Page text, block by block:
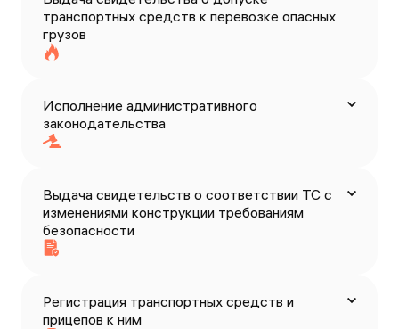
транспортных средств к перевозке опасных
грузов
Исполнение административного
законодательства
Выдача свидетельств о соответствии ТС с
изменениями конструкции требованиям
безопасности
Регистрация транспортных средств и
прицепов к ним